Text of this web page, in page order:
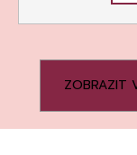
ZOBRAZIT